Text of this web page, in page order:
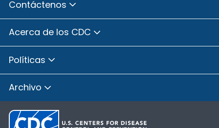
Contáctenos
Acerca de los CDC
Políticas
Archivo